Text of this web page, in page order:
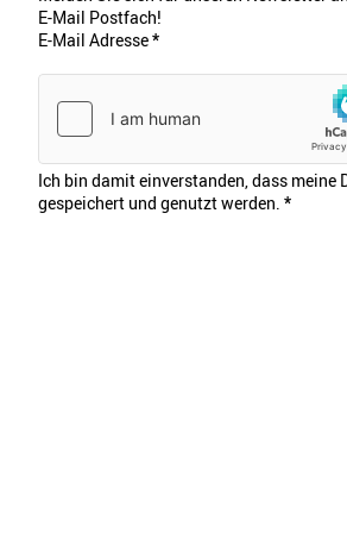
E-Mail Postfach!
E-Mail Adresse*
Ich bin damit einverstanden, dass meine
gespeichert und genutzt werden. *